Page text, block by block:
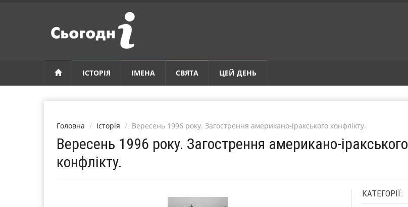
ІСТОРІЯ ІМЕНА СВЯТА ЦЕЙ ДЕНЬ
Головна Історія Вересень 1996 року. Загострення американо-іракського конфлікту.
Вересень 1996 року. Загострення американо-іракського
конфлікту.
КАТЕГОРІЇ: